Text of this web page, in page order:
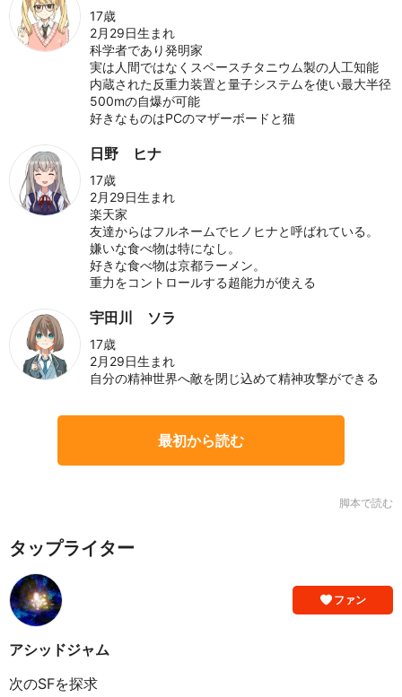
17歳
2月29日生まれ
科学者であり発明家
実は人間ではなくスペースチタニウム製の人工知能
内蔵された反重力装置と量子システムを使い最大半径
500mの自爆が可能
好きなものはPCのマザーボードと猫
日野 ヒナ
17歳
2月29日生まれ
楽天家
友達からはフルネームでヒノヒナと呼ばれている。
嫌いな食べ物は特になし。
好きな食べ物は京都ラーメン。
重力をコントロールする超能力が使える
宇田川 ソラ
17歳
2月29日生まれ
自分の精神世界へ敵を閉じ込めて精神攻撃ができる
最初から読む
脚本で読む
タップライター
ファン
アシッドジャム
次のSFを探求